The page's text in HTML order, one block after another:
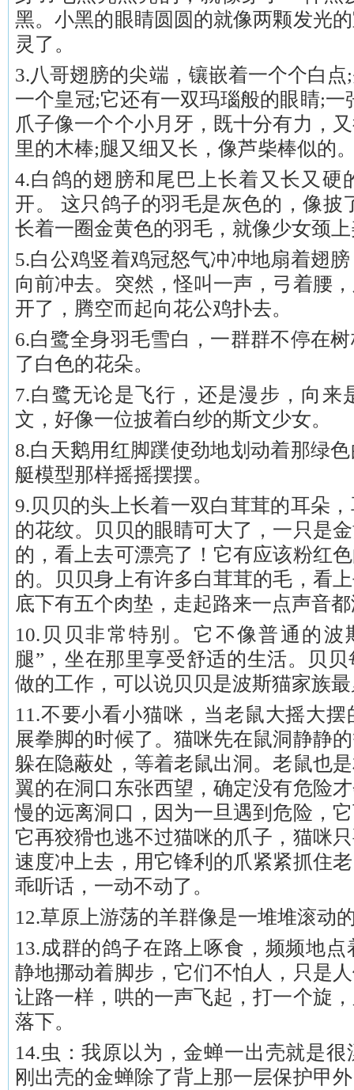
黑。小黑的眼睛圆圆的就像两颗发光
灵了。
3.八哥翅膀的尖端，镶嵌着一个个白
一个皇冠;它还有一双玛瑙般的眼睛;
爪子像一个个小月牙，既十分有力，
里的木棒;腿又细又长，像芦柴棒似的
4.白鸽的翅膀和尾巴上长着又长又硬
开。 这只鸽子的羽毛是灰色的，像披
长着一圈金黄色的羽毛，就像少女颈
5.白公鸡竖着鸡冠怒气冲冲地扇着翅
向前冲去。突然，怪叫一声，弓着腰
开了，腾空而起向花公鸡扑去。
6.白鹭全身羽毛雪白，一群群不停在
了白色的花朵。
7.白鹭无论是飞行，还是漫步，向来
文，好像一位披着白纱的斯文少女。
8.白天鹅用红脚蹼使劲地划动着那绿
艇模型那样摇摇摆摆。
9.贝贝的头上长着一双白茸茸的耳朵
的花纹。贝贝的眼睛可大了，一只是
的，看上去可漂亮了！它有应该粉红
的。贝贝身上有许多白茸茸的毛，看
底下有五个肉垫，走起路来一点声音
10.贝贝非常特别。它不像普通的
腿”，坐在那里享受舒适的生活。贝
做的工作，可以说贝贝是波斯猫家族
11.不要小看小猫咪，当老鼠大摇大
展拳脚的时候了。猫咪先在鼠洞静静
躲在隐蔽处，等着老鼠出洞。老鼠也
翼的在洞口东张西望，确定没有危险
慢的远离洞口，因为一旦遇到危险，
它再狡猾也逃不过猫咪的爪子，猫咪
速度冲上去，用它锋利的爪紧紧抓住
乖听话，一动不动了。
12.草原上游荡的羊群像是一堆堆滚动
13.成群的鸽子在路上啄食，频频地
静地挪动着脚步，它们不怕人，只是
让路一样，哄的一声飞起，打一个旋
落下。
14.虫：我原以为，金蝉一出壳就是
刚出壳的金蝉除了背上那一层保护甲